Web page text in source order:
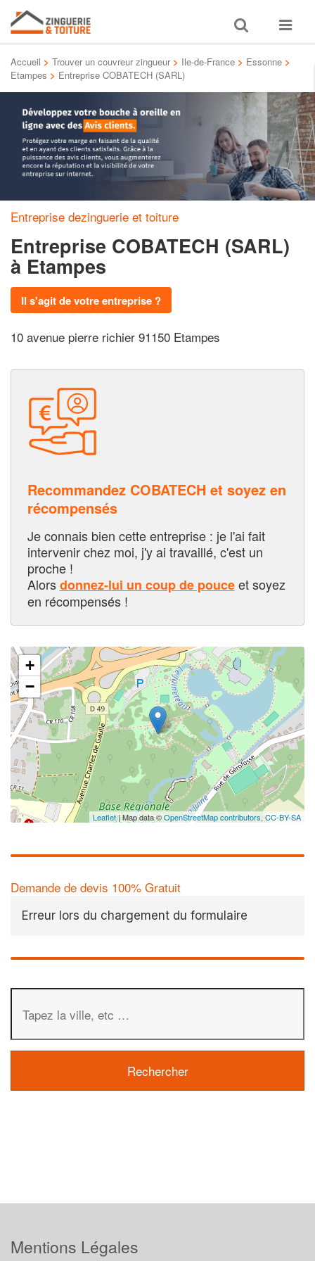
Toggle
search
Toggle
Accueil > Trouver un couvreur zingueur > Ile-de-France > Essonne >
Etampes > Entreprise COBATECH (SARL)
Entreprise dezinguerie et toiture
Entreprise COBATECH (SARL)
à Etampes
Il s'agit de votre entreprise ?
10 avenue pierre richier 91150 Etampes
Recommandez COBATECH et soyez en
récompensés
Je connais bien cette entreprise : je l'ai fait
intervenir chez moi, j'y ai travaillé, c'est un
proche !
Alorsdonnez-lui un coup de pouceet soyez
en récompensés !
+
−
Leaflet| Map data ©OpenStreetMap contributors, CC-BY-SA
Demande de devis 100% Gratuit
Erreur lors du chargement du formulaire
Mentions Légales